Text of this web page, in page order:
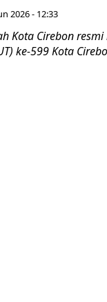
2026 - 12:33
Kota Cirebon
ke-599 Kota